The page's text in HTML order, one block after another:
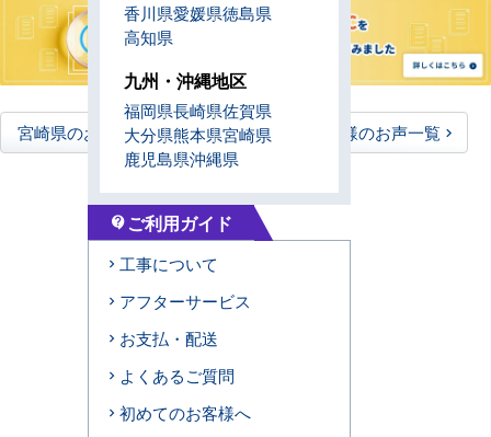
宮崎県のお客様のお声一覧 全国のお客様のお声一覧
香川県愛媛県徳島県
高知県
九州・沖縄地区
福岡県長崎県佐賀県
大分県熊本県宮崎県
鹿児島県沖縄県
contact_support ご利用ガイド
工事について
アフターサービス
お支払・配送
よくあるご質問
初めてのお客様へ